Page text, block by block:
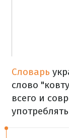
Словарь
слово
всего и